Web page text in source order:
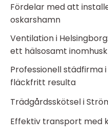
Fördelar med att
oskarshamn
Ventilation i
ett hälsosamt
Professionell städfirma
fläckfritt resulta
Trädgårdsskötsel i
Effektiv transport med